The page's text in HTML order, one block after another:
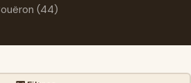
(44)